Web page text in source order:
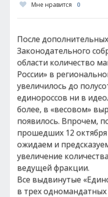
Мне нравится 0
После
Законодательного
области количество
России» в
увеличилось до
единороссов ни в
более, в «весовом»
появилось. Впрочем,
прошедших 12
ожидаем и
увеличение
ведущей фракции.
Все выдвинутые
в трех одномандатных